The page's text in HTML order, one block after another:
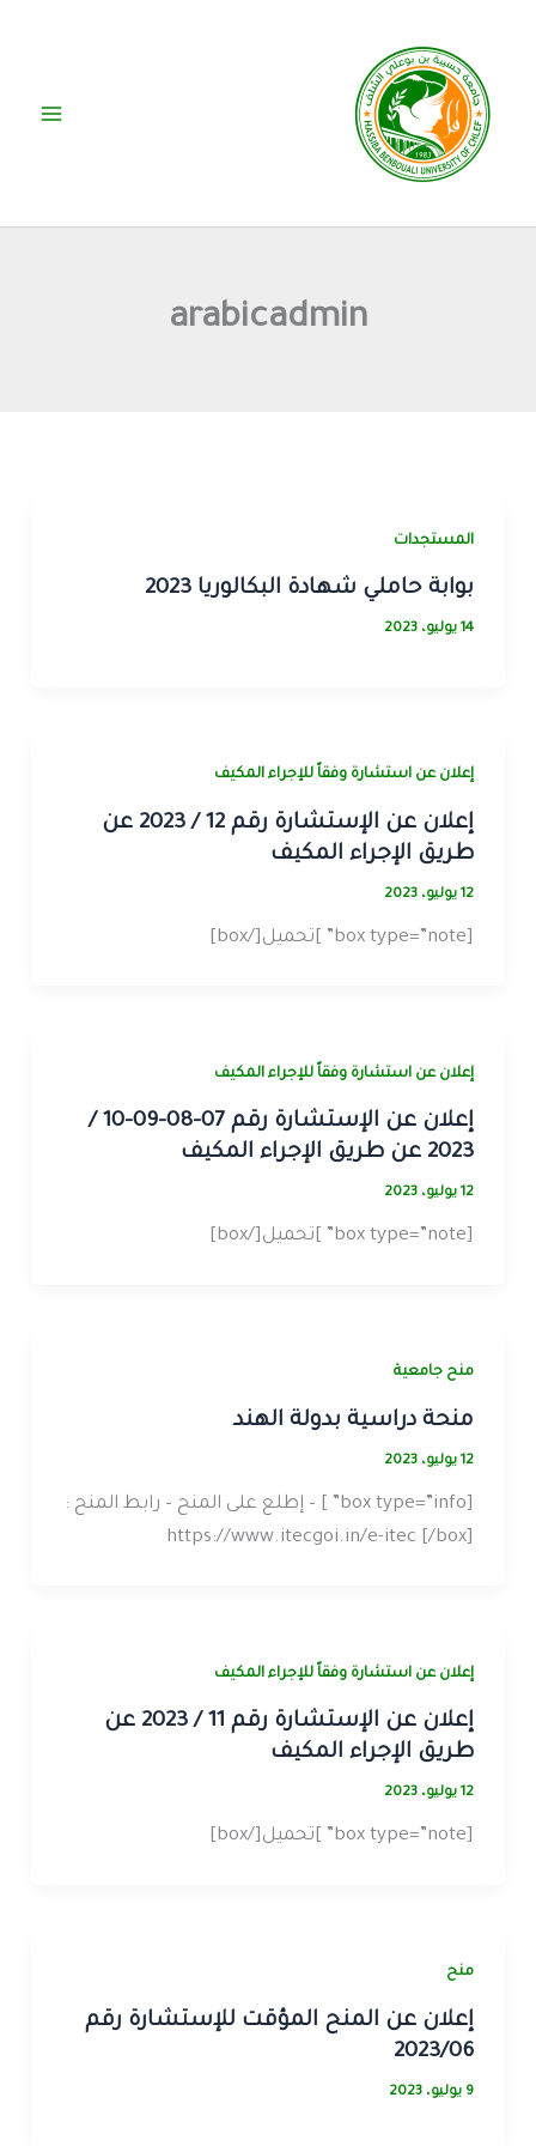
المحتوى
arabicadmin
المستجدات
بوابة حاملي شهادة البكالوريا 2023
14 يوليو، 2023
إعلان عن استشارة وفقاً للإجراء المكيف
إعلان عن الإستشارة رقم 12 / 2023 عن
طريق الإجراء المكيف
12 يوليو، 2023
[box type=”note” ]تحميل[/box]
إعلان عن استشارة وفقاً للإجراء المكيف
إعلان عن الإستشارة رقم 07-08-09-10 /
2023 عن طريق الإجراء المكيف
12 يوليو، 2023
[box type=”note” ]تحميل[/box]
منح جامعية
منحة دراسية بدولة الهند
12 يوليو، 2023
[box type=”info” ] – إطلع على المنح – رابط المنح :
https://www.itecgoi.in/e-itec [/box]
إعلان عن استشارة وفقاً للإجراء المكيف
إعلان عن الإستشارة رقم 11 / 2023 عن
طريق الإجراء المكيف
12 يوليو، 2023
[box type=”note” ]تحميل[/box]
منح
إعلان عن المنح المؤقت للإستشارة رقم
2023/06
9 يوليو، 2023